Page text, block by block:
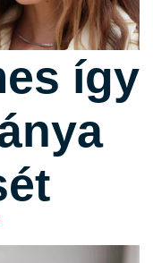
így